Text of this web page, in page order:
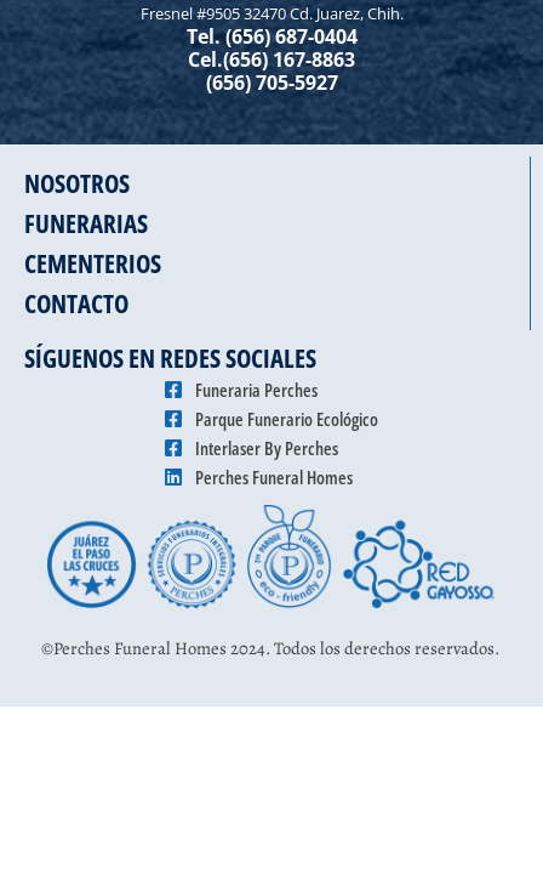
Fresnel #9505 32470 Cd. Juarez, Chih.
Tel. (656) 687-0404
Cel.(656) 167-8863
(656) 705-5927
NOSOTROS
FUNERARIAS
CEMENTERIOS
CONTACTO
SÍGUENOS EN REDES SOCIALES
Funeraria Perches
Parque Funerario Ecológico
Interlaser By Perches
Perches Funeral Homes
©Perches Funeral Homes 2024. Todos los derechos reservados.